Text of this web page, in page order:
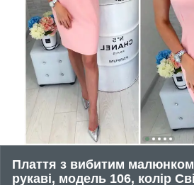
Плаття з вибитим
рукаві, модель 106, колір